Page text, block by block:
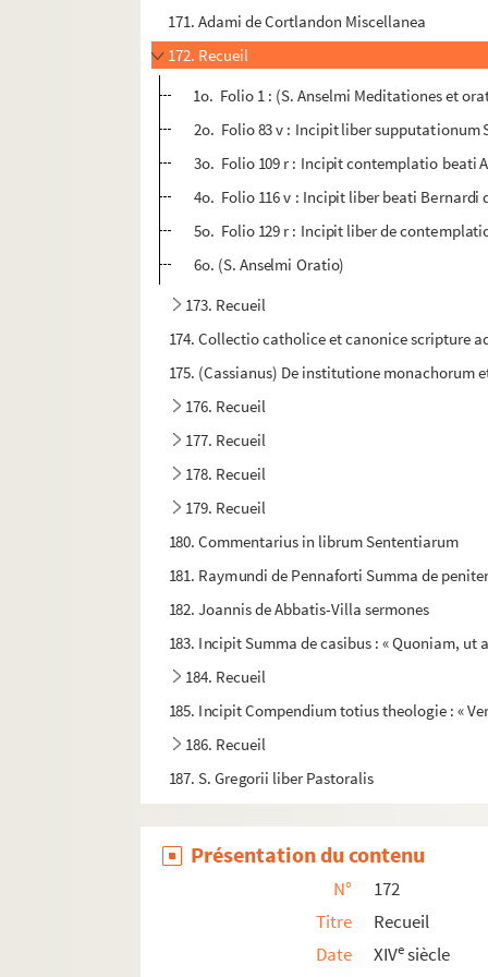
171. Adami de Cortlandon Miscellanea
172. Recueil
1o. Folio 1 : (S. Anselmi Meditationes et
2o. Folio 83 v : Incipit liber supputationum
3o. Folio 109 r : Incipit contemplatio beati
4o. Folio 116 v : Incipit liber beati Bernardi
5o. Folio 129 r : Incipit liber de
6o. (S. Anselmi Oratio)
173. Recueil
174. Collectio catholice et canonice scripture
175. (Cassianus) De institutione monachorum
176. Recueil
177. Recueil
178. Recueil
179. Recueil
180. Commentarius in librum Sententiarum
181. Raymundi de Pennaforti Summa de
182. Joannis de Abbatis-Villa sermones
183. Incipit Summa de casibus : « Quoniam, ut
184. Recueil
185. Incipit Compendium totius theologie : «
186. Recueil
187. S. Gregorii liber Pastoralis
189. Recueil
190. Guillelmi de Mandagoto. De
191. Guillelmi de Mandagoto) De electionibus
192. Libellus a magistro G. (Guillelmo) de
Présentation du contenu
N°
172
Titre
Recueil
Date
XIVesiècle